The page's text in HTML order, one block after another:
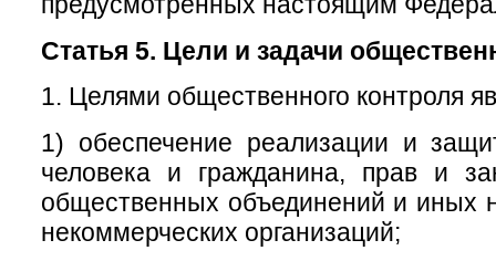
Статья 5. Цели и задачи
1. Целями общественного контроля
1) обеспечение реализации и
человека и гражданина, прав и
общественных объединений и иных
некоммерческих организаций;